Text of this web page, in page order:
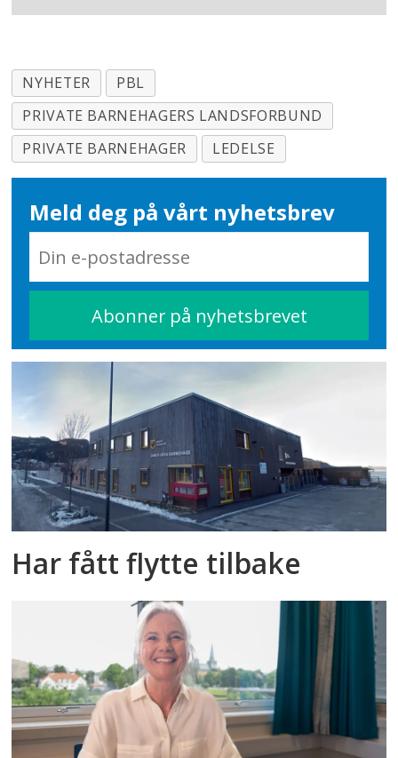
NYHETER
PBL
PRIVATE BARNEHAGERS LANDSFORBUND
PRIVATE BARNEHAGER
LEDELSE
Meld deg på vårt nyhetsbrev
Har fått flytte tilbake